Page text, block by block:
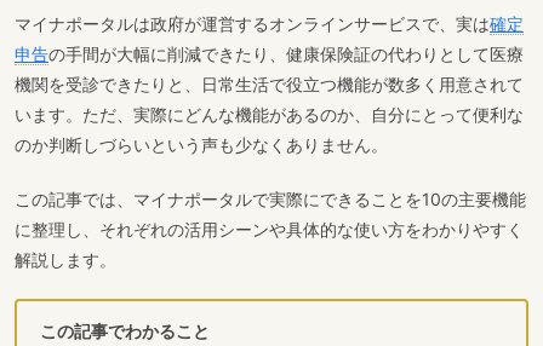
マイナポータルは政府が運営するオンラインサービスで、実は確定
申告の手間が大幅に削減できたり、健康保険証の代わりとして医療
機関を受診できたりと、日常生活で役立つ機能が数多く用意されて
います。ただ、実際にどんな機能があるのか、自分にとって便利な
のか判断しづらいという声も少なくありません。
この記事では、マイナポータルで実際にできることを10の主要機能
に整理し、それぞれの活用シーンや具体的な使い方をわかりやすく
解説します。
この記事でわかること